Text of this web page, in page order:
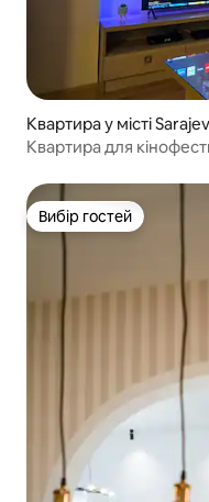
Квартира у місті
Квартира для
Вибір гостей
Вибір гостей